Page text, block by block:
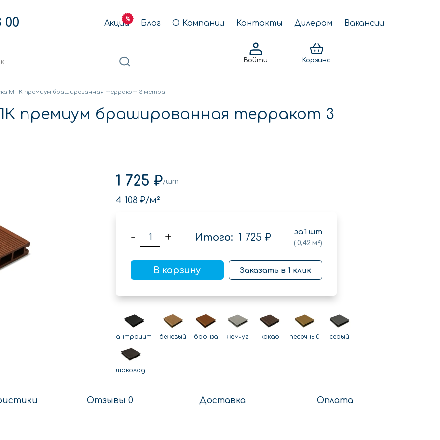
00 Акции Блог О Компании Контакты Дилерам Вакансии
Войти Корзина
МПК премиум брашированная терракот 3 метра
премиум брашированная терракот 3
1 725 ₽/шт
4 108 ₽/м²
- + Итого: 1 725 ₽ за 1 шт
( 0,42 м²)
В корзину Заказать в 1 клик
антрацит бежевый бронза жемчуг какао песочный серый
шоколад
Отзывы 0 Доставка Оплата